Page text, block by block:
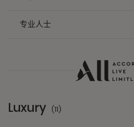
专业人士
Luxury (11)